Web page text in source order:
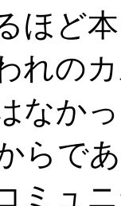
ほど
れの
なか
らで
ミュ